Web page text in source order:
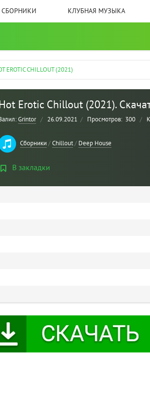
СБОРНИКИ КЛУБНАЯ МУЗЫКА
EROTIC CHILLOUT (2021)
Erotic Chillout (2021).
Grintor / 26.09.2021 / Просмотров: 300 /
Сборники /Chillout/ Deep House
В закладки